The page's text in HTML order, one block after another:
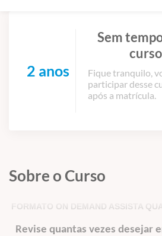
2 anos
Sem
Fique tranquilo,
participar desse
após a matrícula.
Sobre o Curso
FORMATO ON DEMAND ASSISTA
Revise quantas vezes desejar